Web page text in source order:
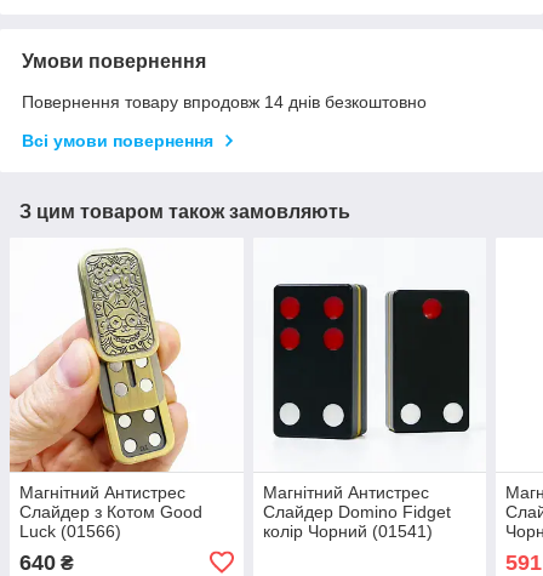
Умови повернення
Повернення товару впродовж 14 днів безкоштовно
Всі умови повернення
З цим товаром також замовляють
Магнітний Антистрес
Слайдер з Котом Good
Luck (01566)
640 ₴
Магнітний Антистрес
Слайдер Domino Fidget
колір Чорний (01541)
591